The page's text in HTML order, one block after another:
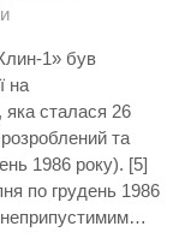
1» був
на
яка сталася 26
та
1986 року). [5]
по грудень 1986
неприпустимим…